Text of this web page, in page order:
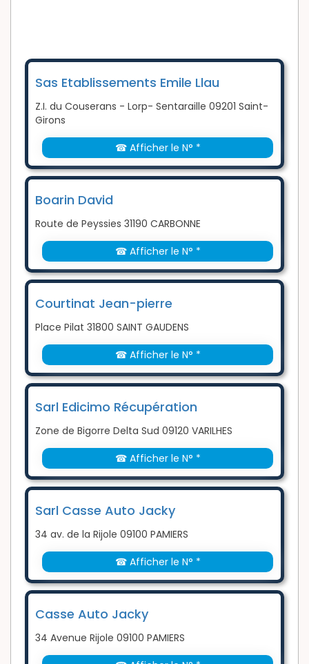
Sas Etablissements Emile Llau
Z.I. du Couserans - Lorp- Sentaraille 09201 Saint-
Girons
☎ Afficher le N° *
Boarin David
Route de Peyssies 31190 CARBONNE
☎ Afficher le N° *
Courtinat Jean-pierre
Place Pilat 31800 SAINT GAUDENS
☎ Afficher le N° *
Sarl Edicimo Récupération
Zone de Bigorre Delta Sud 09120 VARILHES
☎ Afficher le N° *
Sarl Casse Auto Jacky
34 av. de la Rijole 09100 PAMIERS
☎ Afficher le N° *
Casse Auto Jacky
34 Avenue Rijole 09100 PAMIERS